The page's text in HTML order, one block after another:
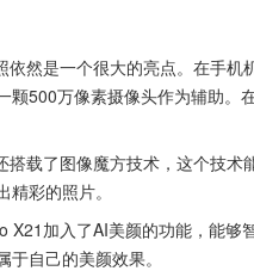
依然是一个很大的亮点。在手
颗500万像素摄像头作为辅助。
搭载了图像魔方技术，这个技
彩的照片。
X21加入了AI美颜的功能，能
自己的美颜效果。